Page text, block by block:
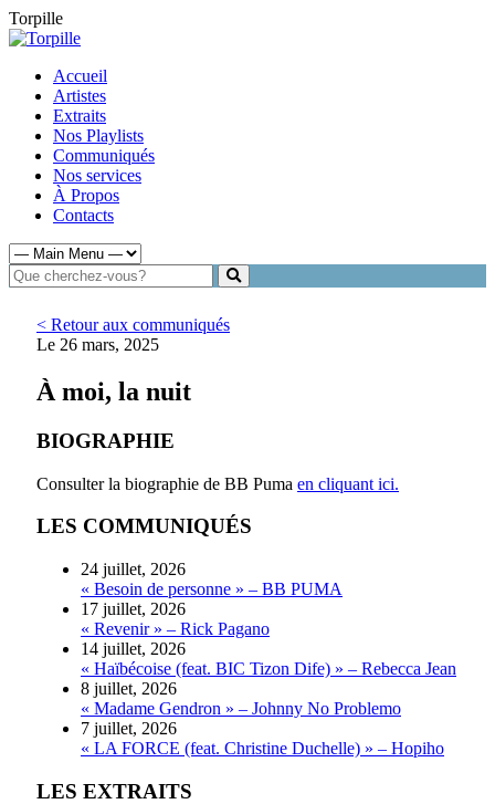
Torpille
Accueil
Artistes
Extraits
Nos Playlists
Communiqués
Nos services
À Propos
Contacts
< Retour aux communiqués
Le 26 mars, 2025
À moi, la nuit
BIOGRAPHIE
Consulter la biographie de BB Puma en cliquant ici.
LES COMMUNIQUÉS
24 juillet, 2026
« Besoin de personne » – BB PUMA
17 juillet, 2026
« Revenir » – Rick Pagano
14 juillet, 2026
« Haïbécoise (feat. BIC Tizon Dife) » – Rebecca Jean
8 juillet, 2026
« Madame Gendron » – Johnny No Problemo
7 juillet, 2026
« LA FORCE (feat. Christine Duchelle) » – Hopiho
LES EXTRAITS